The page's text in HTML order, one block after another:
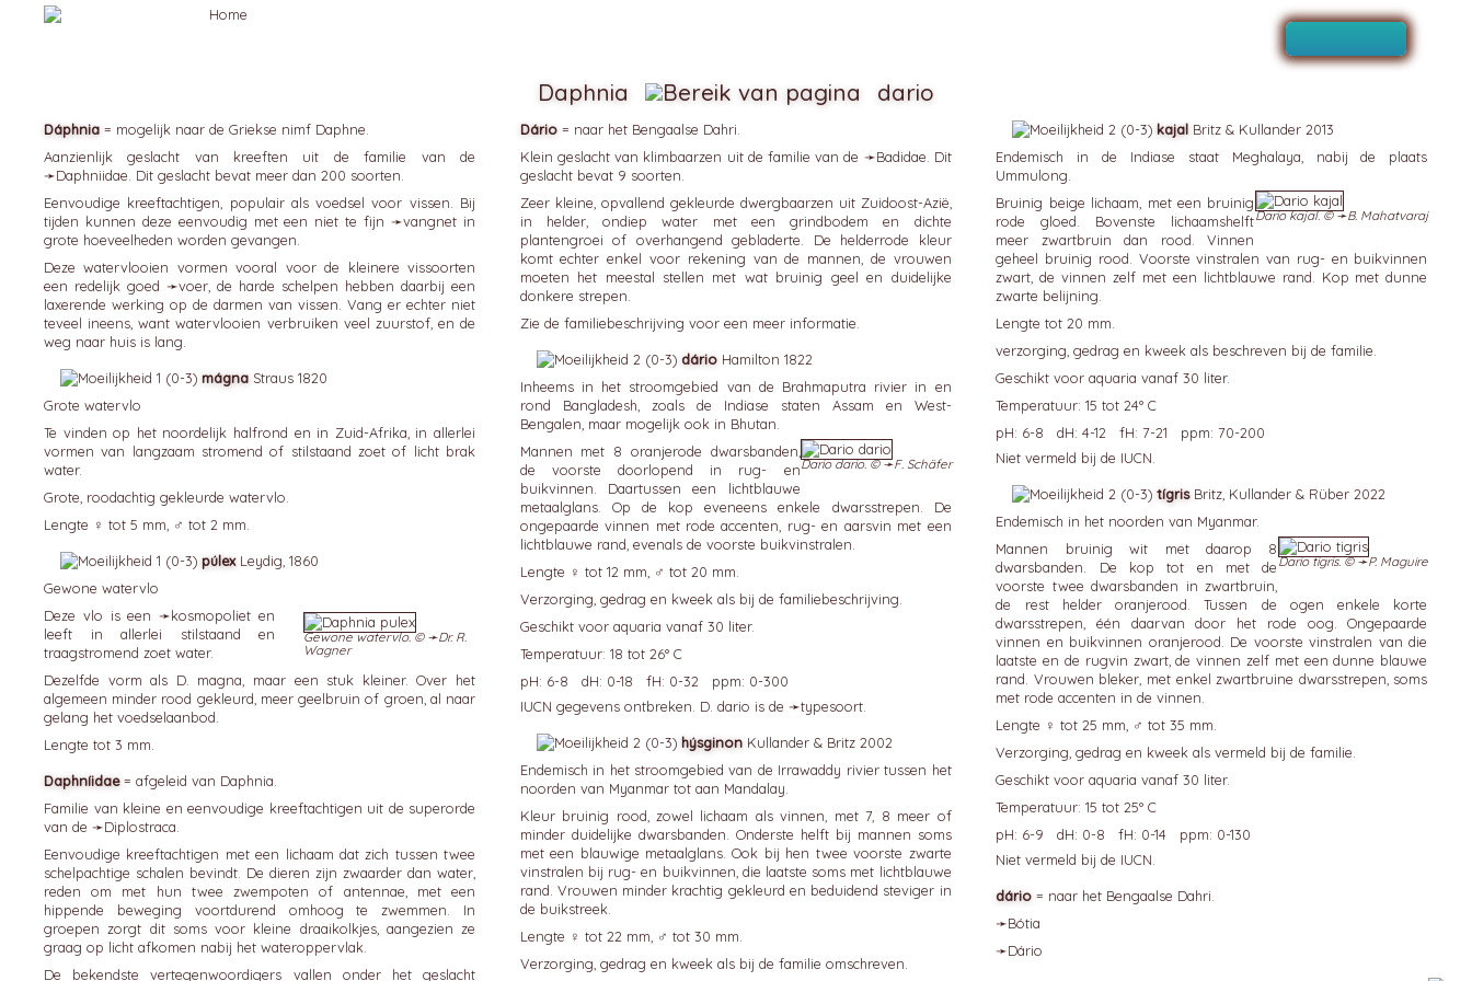
Daphnia dario
Dáphnia = mogelijk naar de Griekse nimf Daphne.
Aanzienlijk geslacht van kreeften uit de familie van de
➛Daphniidae . Dit geslacht bevat meer dan 200 soorten.
Eenvoudige kreeftachtigen, populair als voedsel voor vissen. Bij
tijden kunnen deze eenvoudig met een niet te fijn ➛vangnet in
grote hoeveelheden worden gevangen.
Deze watervlooien vormen vooral voor de kleinere vissoorten
een redelijk goed ➛voer , de harde schelpen hebben daarbij een
laxerende werking op de darmen van vissen. Vang er echter niet
teveel ineens, want watervlooien verbruiken veel zuurstof, en de
weg naar huis is lang.
mágna Straus 1820
Grote watervlo
Te vinden op het noordelijk halfrond en in Zuid-Afrika, in allerlei
vormen van langzaam stromend of stilstaand zoet of licht brak
water.
Grote, roodachtig gekleurde watervlo.
Lengte ♀ tot 5 mm, ♂ tot 2 mm.
púlexLeydig, 1860
Gewone watervlo
Gewone watervlo. © ➛Dr. R.
Wagner
Deze vlo is een ➛kosmopoliet en
leeft in allerlei stilstaand en
traagstromend zoet water.
Dezelfde vorm als D. magna, maar een stuk kleiner. Over het
algemeen minder rood gekleurd, meer geelbruin of groen, al naar
gelang het voedselaanbod.
Lengte tot 3 mm.
Daphníidae = afgeleid van Daphnia.
Familie van kleine en eenvoudige kreeftachtigen uit de superorde
van de ➛Diplostraca
Eenvoudige kreeftachtigen met een lichaam dat zich tussen twee
schelpachtige schalen bevindt. De dieren zijn zwaarder dan water,
reden om met hun twee zwempoten of antennae, met een
hippende beweging voortdurend omhoog te zwemmen. In
groepen zorgt dit soms voor kleine draaikolkjes, aangezien ze
graag op licht afkomen nabij het wateroppervlak.
De bekendste vertegenwoordigers vallen onder het geslacht
Dário = naar het Bengaalse Dahri.
Klein geslacht van klimbaarzen uit de familie van de ➛Badidae . Dit
geslacht bevat 9 soorten.
Zeer kleine, opvallend gekleurde dwergbaarzen uit Zuidoost-Azië,
in helder, ondiep water met een grindbodem en dichte
plantengroei of overhangend gebladerte. De helderrode kleur
komt echter enkel voor rekening van de mannen, de vrouwen
moeten het meestal stellen met wat bruinig geel en duidelijke
donkere strepen.
Zie de familiebeschrijving voor een meer informatie.
dárioHamilton 1822
Inheems in het stroomgebied van de Brahmaputra rivier in en
rond Bangladesh, zoals de Indiase staten Assam en West-
Bengalen, maar mogelijk ook in Bhutan.
Dario dario. © ➛F. Schäfer
Mannen met 8 oranjerode dwarsbanden,
de voorste doorlopend in rug- en
buikvinnen. Daartussen een lichtblauwe
metaalglans. Op de kop eveneens enkele dwarsstrepen. De
ongepaarde vinnen met rode accenten, rug- en aarsvin met een
lichtblauwe rand, evenals de voorste buikvinstralen.
Lengte ♀ tot 12 mm, ♂ tot 20 mm.
Verzorging, gedrag en kweek als bij de familiebeschrijving.
Geschikt voor aquaria vanaf 30 liter.
Temperatuur: 18 tot 26° C
pH: 6-8 dH: 0-18 fH: 0-32 ppm: 0-300
IUCN gegevens ontbreken. D. dario is de ➛typesoort.
hýsginonKullander & Britz 2002
Endemisch in het stroomgebied van de Irrawaddy rivier tussen het
noorden van Myanmar tot aan Mandalay.
Kleur bruinig rood, zowel lichaam als vinnen, met 7, 8 meer of
minder duidelijke dwarsbanden. Onderste helft bij mannen soms
met een blauwige metaalglans. Ook bij hen twee voorste zwarte
vinstralen bij rug- en buikvinnen, die laatste soms met lichtblauwe
rand. Vrouwen minder krachtig gekleurd en beduidend steviger in
de buikstreek.
Lengte ♀ tot 22 mm, ♂ tot 30 mm.
Verzorging, gedrag en kweek als bij de familie omschreven.
kajal Britz & Kullander 2013
Endemisch in de Indiase staat Meghalaya, nabij de plaats
Ummulong.
Dario kajal. © ➛B. Mahatvaraj
Bruinig beige lichaam, met een bruinig
rode gloed. Bovenste lichaamshelft
meer zwartbruin dan rood. Vinnen
geheel bruinig rood. Voorste vinstralen van rug- en buikvinnen
zwart, de vinnen zelf met een lichtblauwe rand. Kop met dunne
zwarte belijning.
Lengte tot 20 mm.
verzorging, gedrag en kweek als beschreven bij de familie.
Geschikt voor aquaria vanaf 30 liter.
Temperatuur: 15 tot 24° C
pH: 6-8 dH: 4-12 fH: 7-21 ppm: 70-200
Niet vermeld bij de IUCN.
tígrisBritz, Kullander & Rüber 2022
Endemisch in het noorden van Myanmar.
Dario tigris. © ➛P. Maguire
Mannen bruinig wit met daarop 8
dwarsbanden. De kop tot en met de
voorste twee dwarsbanden in zwartbruin,
de rest helder oranjerood. Tussen de ogen enkele korte
dwarsstrepen, één daarvan door het rode oog. Ongepaarde
vinnen en buikvinnen oranjerood. De voorste vinstralen van die
laatste en de rugvin zwart, de vinnen zelf met een dunne blauwe
rand. Vrouwen bleker, met enkel zwartbruine dwarsstrepen, soms
met rode accenten in de vinnen.
Lengte ♀ tot 25 mm, ♂ tot 35 mm.
Verzorging, gedrag en kweek als vermeld bij de familie.
Geschikt voor aquaria vanaf 30 liter.
Temperatuur: 15 tot 25° C
pH: 6-9 dH: 0-8 fH: 0-14 ppm: 0-130
Niet vermeld bij de IUCN.
dário = naar het Bengaalse Dahri.
➛Bótia
➛Dário